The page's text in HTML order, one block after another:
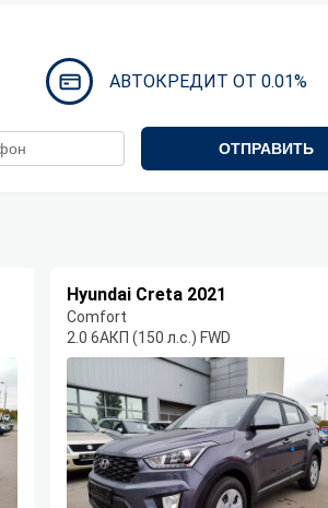
АВТОКРЕДИТ ОТ 0.01%
ОТПРАВИТЬ
Hyundai Creta 2021
Comfort
2.0 6AКП (150 л.с.) FWD